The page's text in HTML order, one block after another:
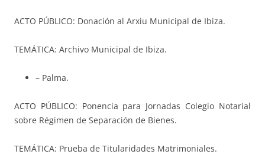
ACTO PÚBLICO: Donación al Arxiu Municipal de Ibiza.
TEMÁTICA: Archivo Municipal de Ibiza.
– Palma.
ACTO PÚBLICO: Ponencia para Jornadas Colegio Notarial
sobre Régimen de Separación de Bienes.
TEMÁTICA: Prueba de Titularidades Matrimoniales.